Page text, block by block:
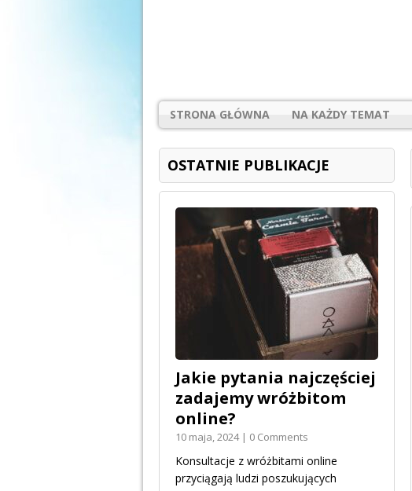
STRONA GŁÓWNA NA KAŻDY TEMAT
OSTATNIE PUBLIKACJE
Jakie pytania najczęściej
zadajemy wróżbitom
online?
10 maja, 2024 | 0 Comments
Konsultacje z wróżbitami online
przyciągają ludzi poszukujących